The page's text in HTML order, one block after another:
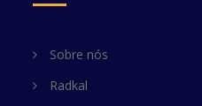
Sobre nós
Radkal